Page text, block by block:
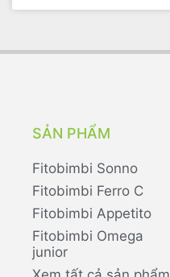
SẢN PHẨM
Fitobimbi Sonno
Fitobimbi Ferro C
Fitobimbi Appetito
Fitobimbi Omega
junior